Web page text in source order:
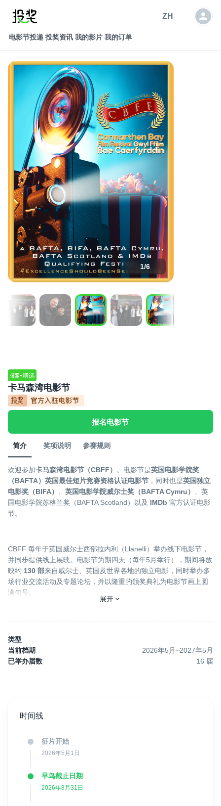
ZH
电影节投递 投奖资讯 我的影片 我的订单
1/6
卡马森湾电影节
报名电影节
简介 奖项说明 参赛规则
欢迎参加卡马森湾电影节（CBFF） 。电影节是英国电影学院奖
（BAFTA）英国最佳短片竞赛资格认证电影节 ，同时也是英国独立
电影奖（BIFA）
英国电影学院威尔士奖（BAFTA Cymru）
、英
国电影学院苏格兰奖（BAFTA Scotland）以及 IMDb 官方认证电影
节。
CBFF 每年于英国威尔士西部拉内利（Llanelli）举办线下电影节，
并同步提供线上展映。电影节为期四天（每年5月举行），期间将放
映约 130 部来自威尔士、英国及世界各地的独立电影，同时举办多
场行业交流活动及专题论坛，并以隆重的颁奖典礼为电影节画上圆
满句号。
影的发展。CBFF 希望汇聚电影创作者、行业专业人士、学生以及
电影爱好者，共同打造一个充满活力的电影交流平台，让更多人因
热爱电影艺术而相聚。
的影片成功入选并符合相关参评条件，将有机会进一步获得申报
和BIFA奖项的资格。同时，CBFF 也是
展开
类型
当前档期
2026年5月~2027年5月
已举办届数
16 届
时间线
征片开始
2026年5月1日
早鸟截止日期
2026年8月31日